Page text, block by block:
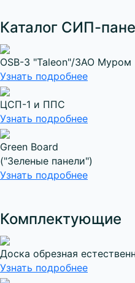
Каталог СИП-
OSB-3 "Taleon"/ЗАО Муром
Узнать подробнее
ЦСП-1 и ППС
Узнать подробнее
Green Board
("Зеленые панели")
Узнать подробнее
Комплектующие
Доска обрезная
Узнать подробнее